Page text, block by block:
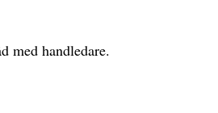
med handledare.